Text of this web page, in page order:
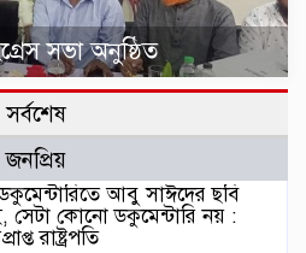
সভা অনুষ্ঠিত
সর্বশেষ
জনপ্রিয়
আবু সাঈদের ছবি
সেটা কোনো ডকুমেন্টারি নয় :
রাষ্ট্রপতি